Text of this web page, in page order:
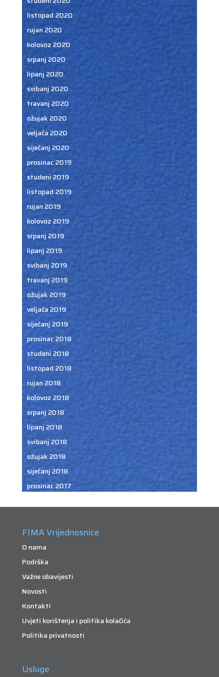
listopad 2020
rujan 2020
kolovoz 2020
srpanj 2020
lipanj 2020
svibanj 2020
travanj 2020
ožujak 2020
veljača 2020
siječanj 2020
prosinac 2019
studeni 2019
listopad 2019
rujan 2019
kolovoz 2019
srpanj 2019
lipanj 2019
svibanj 2019
travanj 2019
ožujak 2019
veljača 2019
siječanj 2019
prosinac 2018
studeni 2018
listopad 2018
rujan 2018
kolovoz 2018
srpanj 2018
lipanj 2018
svibanj 2018
ožujak 2018
siječanj 2018
prosinac 2017
FIMA Vrijednosnice
O nama
Podrška
Važne obavijesti
Novosti
Kontakti
Uvjeti korištenja i politika kolačića
Politika privatnosti
Usluge